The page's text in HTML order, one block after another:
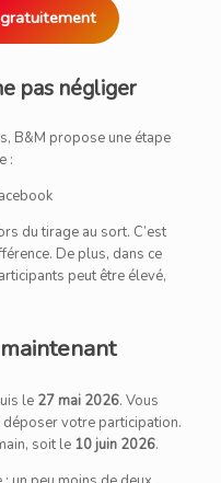
pas négliger
B&M propose une étape
:
du tirage au sort. C’est
De plus, dans ce
peut être élevé,
le 27 mai 2026. Vous
déposer votre participation.
soit le 10 juin 2026.